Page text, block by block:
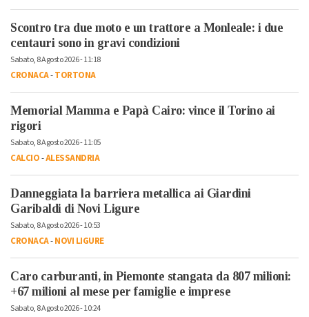
Scontro tra due moto e un trattore a Monleale: i due
centauri sono in gravi condizioni
Sabato, 8 Agosto 2026 - 11:18
CRONACA-TORTONA
Memorial Mamma e Papà Cairo: vince il Torino ai
rigori
Sabato, 8 Agosto 2026 - 11:05
CALCIO-ALESSANDRIA
Danneggiata la barriera metallica ai Giardini
Garibaldi di Novi Ligure
Sabato, 8 Agosto 2026 - 10:53
CRONACA-NOVI LIGURE
Caro carburanti, in Piemonte stangata da 807 milioni:
+67 milioni al mese per famiglie e imprese
Sabato, 8 Agosto 2026 - 10:24